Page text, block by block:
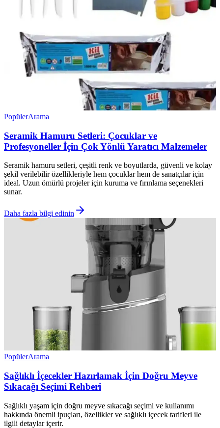
PopülerArama
Seramik Hamuru Setleri: Çocuklar ve
Profesyoneller İçin Çok Yönlü Yaratıcı Malzemeler
Seramik hamuru setleri, çeşitli renk ve boyutlarda, güvenli ve kolay
şekil verilebilir özellikleriyle hem çocuklar hem de sanatçılar için
ideal. Uzun ömürlü projeler için kuruma ve fırınlama seçenekleri
sunar.
Daha fazla bilgi edinin
PopülerArama
Sağlıklı İçecekler Hazırlamak İçin Doğru Meyve
Sıkacağı Seçimi Rehberi
Sağlıklı yaşam için doğru meyve sıkacağı seçimi ve kullanımı
hakkında önemli ipuçları, özellikler ve sağlıklı içecek tarifleri ile
ilgili detaylar içerir.